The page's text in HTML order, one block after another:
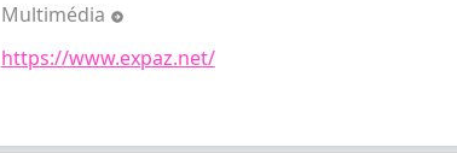
Multimédia
https://www.expaz.net/